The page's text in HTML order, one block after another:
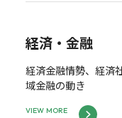
経済・金融
経済金融情勢、経済
域金融の動き
VIEW MORE